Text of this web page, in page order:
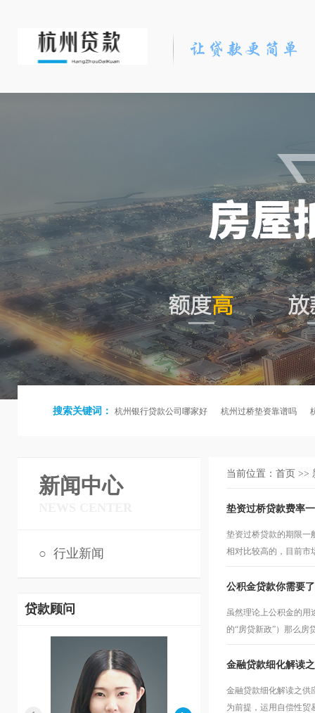
搜索关键词： 杭州银行贷款公司哪家好 杭州过桥垫资靠谱吗
新闻中心
○ 行业新闻
贷款顾问
当前位置： 首页 >>
垫资过桥贷款费率
垫资过桥贷款的期限一
相对比较高的，目前市
公积金贷款你需要
虽然理论上公积金的用
的“房贷新政”）那么房
金融贷款细化解读
金融贷款细化解读之供
为前提，运用自偿性贸